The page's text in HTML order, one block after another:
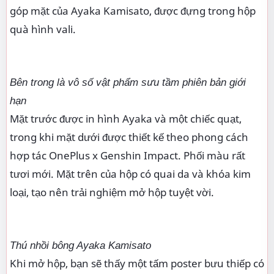
góp mặt của Ayaka Kamisato, được đựng trong hộp
quà hình vali.
Bên trong là vô số vật phẩm sưu tầm phiên bản giới
hạn
Mặt trước được in hình Ayaka và một chiếc quạt,
trong khi mặt dưới được thiết kế theo phong cách
hợp tác OnePlus x Genshin Impact. Phối màu rất
tươi mới. Mặt trên của hộp có quai da và khóa kim
loại, tạo nên trải nghiệm mở hộp tuyệt vời.
Thú nhồi bông Ayaka Kamisato
Khi mở hộp, bạn sẽ thấy một tấm poster bưu thiếp có